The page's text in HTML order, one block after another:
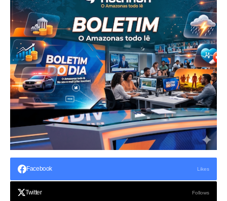
Facebook Likes
Twitter Follows